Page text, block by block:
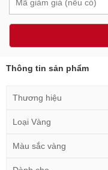
Thông tin sản phẩm
Thương hiệu
Loại Vàng
Màu sắc vàng